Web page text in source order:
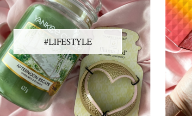
#LIFESTYLE